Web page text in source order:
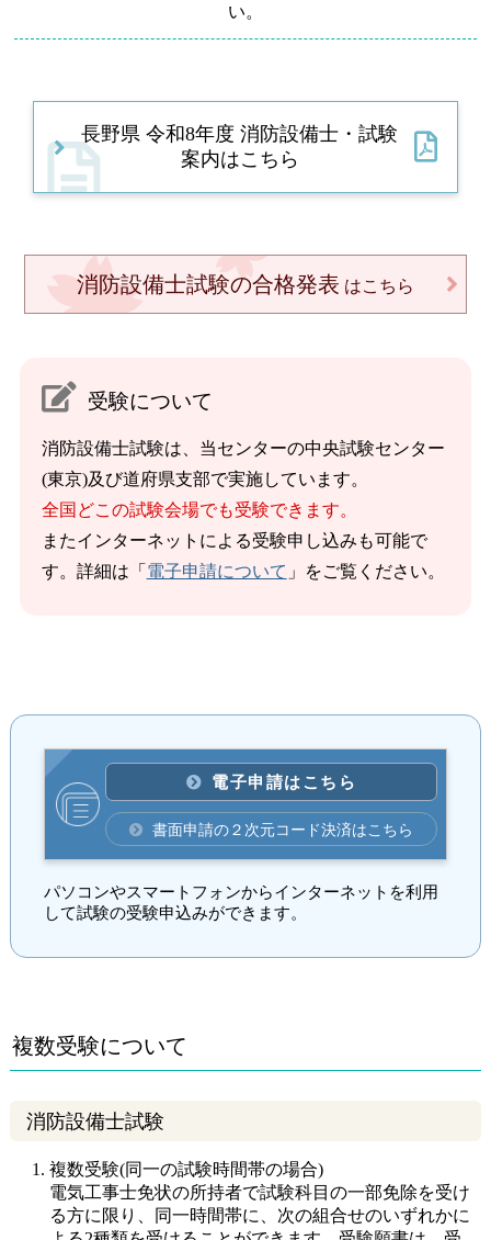
い。
長野県 令和8年度 消防設備士・試験
案内はこちら
消防設備士試験の合格発表 はこちら
受験について
消防設備士試験は、当センターの中央試験センター
(東京)及び道府県支部で実施しています。
全国どこの試験会場でも受験できます。
またインターネットによる受験申し込みも可能で
す。詳細は「 電子申請について 」をご覧ください。
電子申請はこちら
書面申請の２次元コード決済はこちら
パソコンやスマートフォンからインターネットを利用
して試験の受験申込みができます。
複数受験について
消防設備士試験
複数受験(同一の試験時間帯の場合)
電気工事士免状の所持者で試験科目の一部免除を受け
る方に限り、同一時間帯に、次の組合せのいずれかに